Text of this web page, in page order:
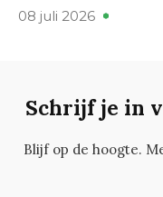
08 juli 2026
Schrijf je in
Blijf op de hoogte.